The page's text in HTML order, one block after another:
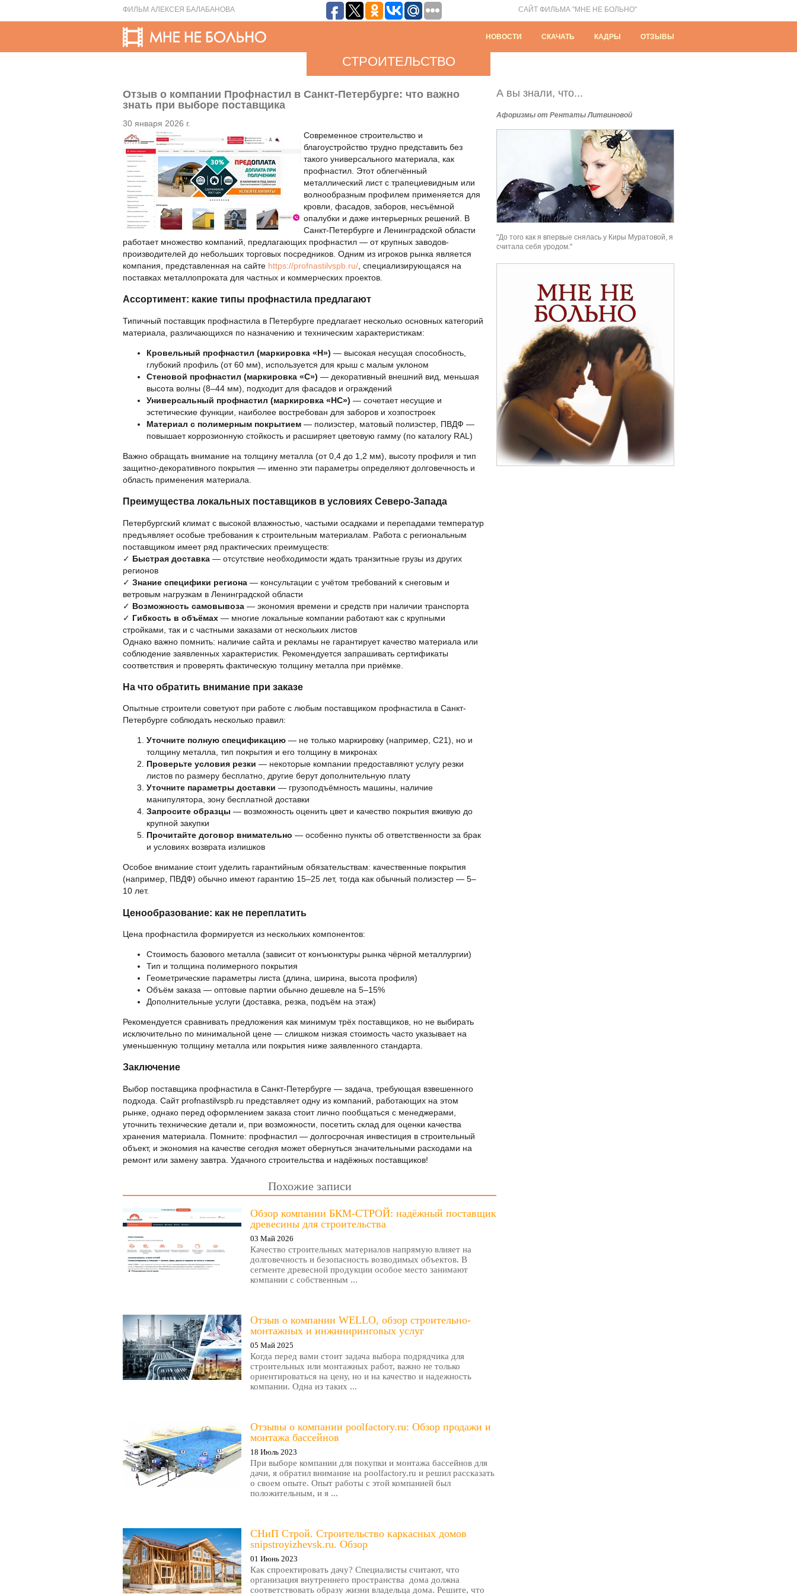
ФИЛЬМ АЛЕКСЕЯ БАЛАБАНОВА САЙТ ФИЛЬМА "МНЕ НЕ БОЛЬНО"
НОВОСТИ СКАЧАТЬ КАДРЫ ОТЗЫВЫ
СТРОИТЕЛЬСТВО
Отзыв о компании Профнастил в Санкт-Петербурге: что важно
знать при выборе поставщика
30 января 2026 г.
Современное строительство и
благоустройство трудно представить без
такого универсального материала, как
профнастил. Этот облегчённый
металлический лист с трапециевидным или
волнообразным профилем применяется для
кровли, фасадов, заборов, несъёмной
опалубки и даже интерьерных решений. В
Санкт-Петербурге и Ленинградской области
работает множество компаний, предлагающих профнастил — от крупных заводов-
производителей до небольших торговых посредников. Одним из игроков рынка является
компания, представленная на сайте https://profnastilvspb.ru/ , специализирующаяся на
поставках металлопроката для частных и коммерческих проектов.
Ассортимент: какие типы профнастила предлагают
Типичный поставщик профнастила в Петербурге предлагает несколько основных категорий
материала, различающихся по назначению и техническим характеристикам:
Кровельный профнастил (маркировка «Н») — высокая несущая способность,
глубокий профиль (от 60 мм), используется для крыш с малым уклоном
Стеновой профнастил (маркировка «С») — декоративный внешний вид, меньшая
высота волны (8–44 мм), подходит для фасадов и ограждений
Универсальный профнастил (маркировка «НС») — сочетает несущие и
эстетические функции, наиболее востребован для заборов и хозпостроек
Материал с полимерным покрытием — полиэстер, матовый полиэстер, ПВДФ —
повышает коррозионную стойкость и расширяет цветовую гамму (по каталогу RAL)
Важно обращать внимание на толщину металла (от 0,4 до 1,2 мм), высоту профиля и тип
защитно-декоративного покрытия — именно эти параметры определяют долговечность и
область применения материала.
Преимущества локальных поставщиков в условиях Северо-Запада
Петербургский климат с высокой влажностью, частыми осадками и перепадами температур
предъявляет особые требования к строительным материалам. Работа с региональным
поставщиком имеет ряд практических преимуществ:
✓ Быстрая доставка — отсутствие необходимости ждать транзитные грузы из других
регионов
✓ Знание специфики региона — консультации с учётом требований к снеговым и
ветровым нагрузкам в Ленинградской области
✓ Возможность самовывоза — экономия времени и средств при наличии транспорта
✓ Гибкость в объёмах — многие локальные компании работают как с крупными
стройками, так и с частными заказами от нескольких листов
Однако важно помнить: наличие сайта и рекламы не гарантирует качество материала или
соблюдение заявленных характеристик. Рекомендуется запрашивать сертификаты
соответствия и проверять фактическую толщину металла при приёмке.
На что обратить внимание при заказе
Опытные строители советуют при работе с любым поставщиком профнастила в Санкт-
Петербурге соблюдать несколько правил:
Уточните полную спецификацию — не только маркировку (например, С21), но и
толщину металла, тип покрытия и его толщину в микронах
Проверьте условия резки — некоторые компании предоставляют услугу резки
листов по размеру бесплатно, другие берут дополнительную плату
Уточните параметры доставки — грузоподъёмность машины, наличие
манипулятора, зону бесплатной доставки
Запросите образцы — возможность оценить цвет и качество покрытия вживую до
крупной закупки
Прочитайте договор внимательно — особенно пункты об ответственности за брак
и условиях возврата излишков
Особое внимание стоит уделить гарантийным обязательствам: качественные покрытия
(например, ПВДФ) обычно имеют гарантию 15–25 лет, тогда как обычный полиэстер — 5–
10 лет.
Ценообразование: как не переплатить
Цена профнастила формируется из нескольких компонентов:
Стоимость базового металла (зависит от конъюнктуры рынка чёрной металлургии)
Тип и толщина полимерного покрытия
Геометрические параметры листа (длина, ширина, высота профиля)
Объём заказа — оптовые партии обычно дешевле на 5–15%
Дополнительные услуги (доставка, резка, подъём на этаж)
Рекомендуется сравнивать предложения как минимум трёх поставщиков, но не выбирать
исключительно по минимальной цене — слишком низкая стоимость часто указывает на
уменьшенную толщину металла или покрытия ниже заявленного стандарта.
Заключение
Выбор поставщика профнастила в Санкт-Петербурге — задача, требующая взвешенного
подхода. Сайт profnastilvspb.ru представляет одну из компаний, работающих на этом
рынке, однако перед оформлением заказа стоит лично пообщаться с менеджерами,
уточнить технические детали и, при возможности, посетить склад для оценки качества
хранения материала. Помните: профнастил — долгосрочная инвестиция в строительный
объект, и экономия на качестве сегодня может обернуться значительными расходами на
ремонт или замену завтра. Удачного строительства и надёжных поставщиков!
Похожие записи
Обзор компании БКМ-СТРОЙ: надёжный поставщик
древесины для строительства
03 Май 2026
Качество строительных материалов напрямую влияет на
долговечность и безопасность возводимых объектов. В
сегменте древесной продукции особое место занимают
компании с собственным ...
Отзыв о компании WELLO, обзор строительно-
монтажных и инжиниринговых услуг
05 Май 2025
Когда перед вами стоит задача выбора подрядчика для
строительных или монтажных работ, важно не только
ориентироваться на цену, но и на качество и надежность
компании. Одна из таких ...
Отзывы о компании poolfactory.ru: Обзор продажи и
монтажа бассейнов
18 Июль 2023
При выборе компании для покупки и монтажа бассейнов для
дачи, я обратил внимание на poolfactory.ru и решил рассказать
о своем опыте. Опыт работы с этой компанией был
положительным, и я ...
СНиП Строй. Строительство каркасных домов
snipstroyizhevsk.ru. Обзор
01 Июнь 2023
Как спроектировать дачу? Специалисты считают, что
организация внутреннего пространства дома должна
соответствовать образу жизни владельца дома. Решите, что
А вы знали, что...
Афоризмы от Рентаты Литвиновой
"До того как я впервые снялась у Киры Муратовой, я
считала себя уродом."